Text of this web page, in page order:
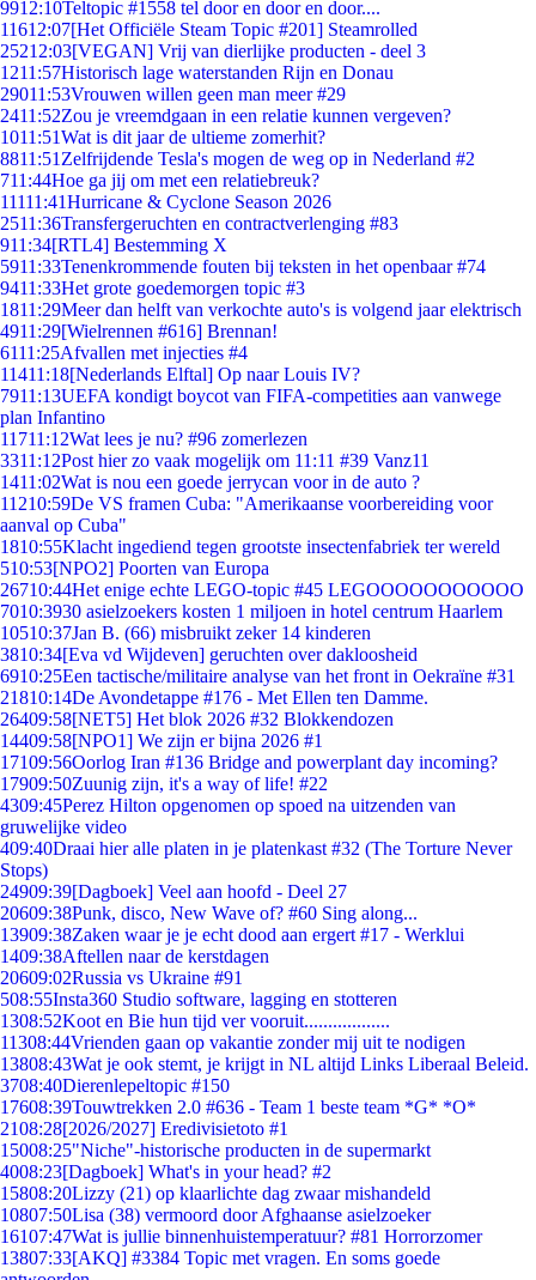
9912:10Teltopic #1558 tel door en door en door....
11612:07[Het Officiële Steam Topic #201] Steamrolled
25212:03[VEGAN] Vrij van dierlijke producten - deel 3
1211:57Historisch lage waterstanden Rijn en Donau
29011:53Vrouwen willen geen man meer #29
2411:52Zou je vreemdgaan in een relatie kunnen vergeven?
1011:51Wat is dit jaar de ultieme zomerhit?
8811:51 Zelfrijdende Tesla's mogen de weg op in Nederland #2
711:44Hoe ga jij om met een relatiebreuk?
11111:41Hurricane & Cyclone Season 2026
2511:36Transfergeruchten en contractverlenging #83
911:34[RTL4] Bestemming X
5911:33Tenenkrommende fouten bij teksten in het openbaar #74
9411:33Het grote goedemorgen topic #3
1811:29Meer dan helft van verkochte auto's is volgend jaar elektrisch
4911:29[Wielrennen #616] Brennan!
6111:25Afvallen met injecties #4
11411:18[Nederlands Elftal] Op naar Louis IV?
7911:13UEFA kondigt boycot van FIFA-competities aan vanwege
plan Infantino
11711:12Wat lees je nu? #96 zomerlezen
3311:12Post hier zo vaak mogelijk om 11:11 #39 Vanz11
1411:02Wat is nou een goede jerrycan voor in de auto ?
11210:59De VS framen Cuba: "Amerikaanse voorbereiding voor
aanval op Cuba"
1810:55Klacht ingediend tegen grootste insectenfabriek ter wereld
510:53[NPO2] Poorten van Europa
26710:44Het enige echte LEGO-topic #45 LEGOOOOOOOOOOO
7010:3930 asielzoekers kosten 1 miljoen in hotel centrum Haarlem
10510:37Jan B. (66) misbruikt zeker 14 kinderen
3810:34[Eva vd Wijdeven] geruchten over dakloosheid
6910:25Een tactische/militaire analyse van het front in Oekraïne #31
21810:14De Avondetappe #176 - Met Ellen ten Damme.
26409:58[NET5] Het blok 2026 #32 Blokkendozen
14409:58[NPO1] We zijn er bijna 2026 #1
17109:56Oorlog Iran #136 Bridge and powerplant day incoming?
17909:50Zuunig zijn, it's a way of life! #22
4309:45Perez Hilton opgenomen op spoed na uitzenden van
gruwelijke video
409:40Draai hier alle platen in je platenkast #32 (The Torture Never
Stops)
24909:39[Dagboek] Veel aan hoofd - Deel 27
20609:38Punk, disco, New Wave of? #60 Sing along...
13909:38Zaken waar je je echt dood aan ergert #17 - Werklui
1409:38Aftellen naar de kerstdagen
20609:02Russia vs Ukraine #91
508:55Insta360 Studio software, lagging en stotteren
1308:52Koot en Bie hun tijd ver vooruit..................
11308:44Vrienden gaan op vakantie zonder mij uit te nodigen
13808:43Wat je ook stemt, je krijgt in NL altijd Links Liberaal Beleid.
3708:40Dierenlepeltopic #150
17608:39Touwtrekken 2.0 #636 - Team 1 beste team *G* *O*
2108:28[2026/2027] Eredivisietoto #1
15008:25"Niche"-historische producten in de supermarkt
4008:23[Dagboek] What's in your head? #2
15808:20Lizzy (21) op klaarlichte dag zwaar mishandeld
10807:50Lisa (38) vermoord door Afghaanse asielzoeker
16107:47Wat is jullie binnenhuistemperatuur? #81 Horrorzomer
13807:33[AKQ] #3384 Topic met vragen. En soms goede